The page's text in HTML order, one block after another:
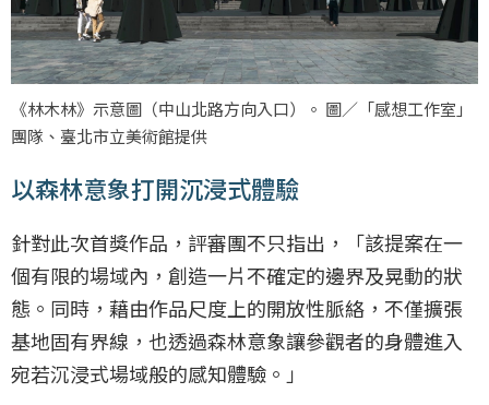
《林木林》示意圖（中山北路方向入口）。 圖／「感想工作室」
團隊、臺北市立美術館提供
以森林意象打開沉浸式體驗
針對此次首獎作品，評審團不只指出，「該提案在一
個有限的場域內，創造一片不確定的邊界及晃動的狀
態。同時，藉由作品尺度上的開放性脈絡，不僅擴張
基地固有界線，也透過森林意象讓參觀者的身體進入
宛若沉浸式場域般的感知體驗。」